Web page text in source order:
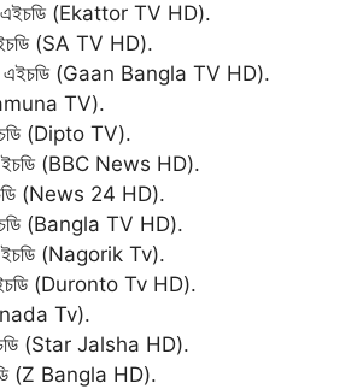
এইচডি (Ekattor TV HD).
(SA TV HD).
এইচডি (Gaan Bangla TV HD).
TV).
(Dipto TV).
এইচডি (BBC News HD).
(News 24 HD).
(Bangla TV HD).
এইচডি (Nagorik Tv).
(Duronto Tv HD).
Tv).
(Star Jalsha HD).
(Z Bangla HD).